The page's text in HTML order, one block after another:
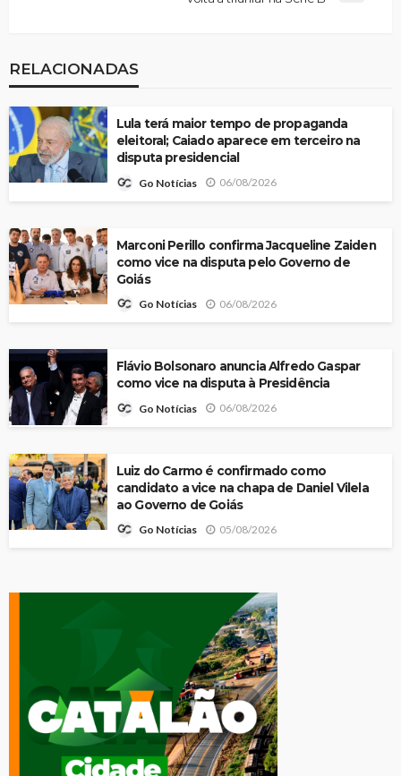
RELACIONADAS
Lula terá maior tempo de propaganda
eleitoral; Caiado aparece em terceiro na
disputa presidencial
Go Notícias 06/08/2026
Marconi Perillo confirma Jacqueline Zaiden
como vice na disputa pelo Governo de
Goiás
Go Notícias 06/08/2026
Flávio Bolsonaro anuncia Alfredo Gaspar
como vice na disputa à Presidência
Go Notícias 06/08/2026
Luiz do Carmo é confirmado como
candidato a vice na chapa de Daniel Vilela
ao Governo de Goiás
Go Notícias 05/08/2026